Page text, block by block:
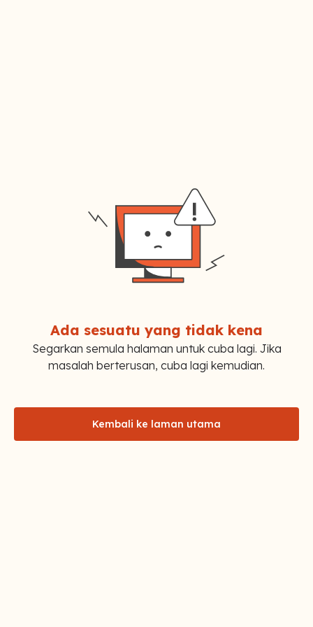
Ada sesuatu yang tidak kena
Segarkan semula halaman untuk cuba lagi. Jika
masalah berterusan, cuba lagi kemudian.
Kembali ke laman utama